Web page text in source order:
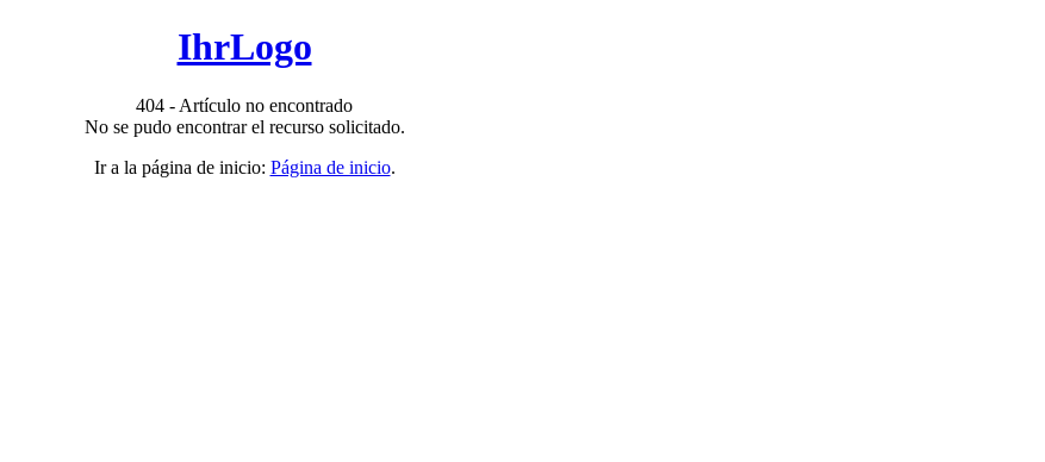
IhrLogo
404 - Artículo no encontrado
No se pudo encontrar el recurso solicitado.
Ir a la página de inicio: Página de inicio.